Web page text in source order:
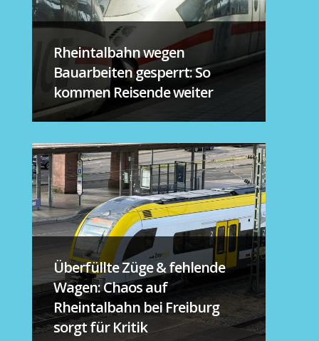
Rheintalbahn wegen
Bauarbeiten gesperrt: So
kommen Reisende weiter
Überfüllte Züge & fehlende
Wagen: Chaos auf
Rheintalbahn bei Freiburg
sorgt für Kritik